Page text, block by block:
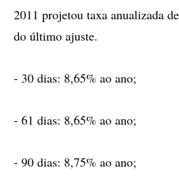
2011 projetou taxa anualizada
do último ajuste.
- 30 dias: 8,65% ao ano;
- 61 dias: 8,65% ao ano;
- 90 dias: 8,75% ao ano;